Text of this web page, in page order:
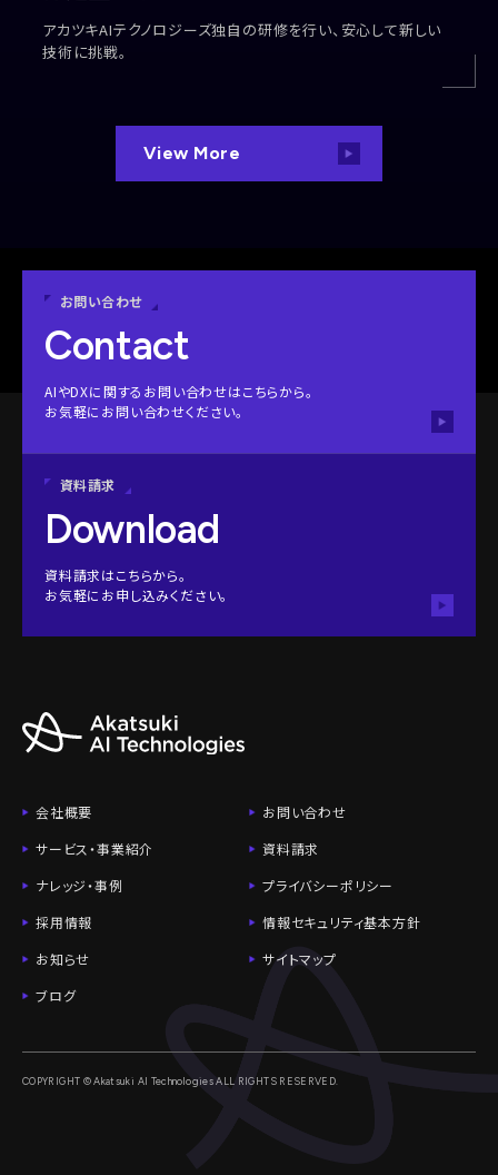
アカツキAIテクノロジーズ独自の研修を行い、安心して新しい
技術に挑戦。
View More
お問い合わせ
Contact
AIやDXに関するお問い合わせはこちらから。
お気軽にお問い合わせください。
資料請求
Download
資料請求はこちらから。
お気軽にお申し込みください。
会社概要
サービス・事業紹介
ナレッジ・事例
採用情報
お知らせ
ブログ
お問い合わせ
資料請求
プライバシーポリシー
情報セキュリティ基本方針
サイトマップ
COPYRIGHT © Akatsuki AI Technologies ALL RIGHTS RESERVED.